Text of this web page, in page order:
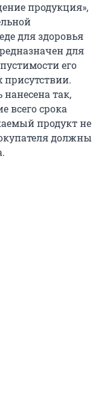
продукция»,
для здоровья
для
его
так,
всего срока
продукт не
должны